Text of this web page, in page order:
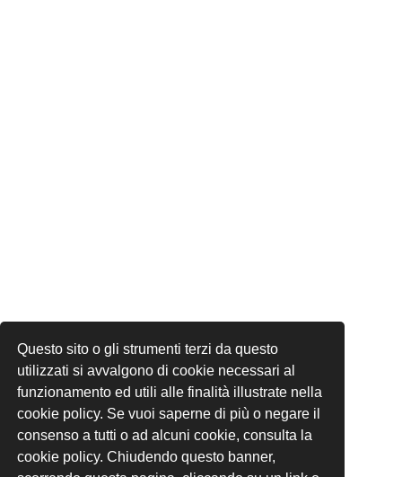
Questo sito o gli strumenti terzi da questo
utilizzati si avvalgono di cookie necessari al
funzionamento ed utili alle finalità illustrate nella
cookie policy. Se vuoi saperne di più o negare il
consenso a tutti o ad alcuni cookie, consulta la
cookie policy. Chiudendo questo banner,